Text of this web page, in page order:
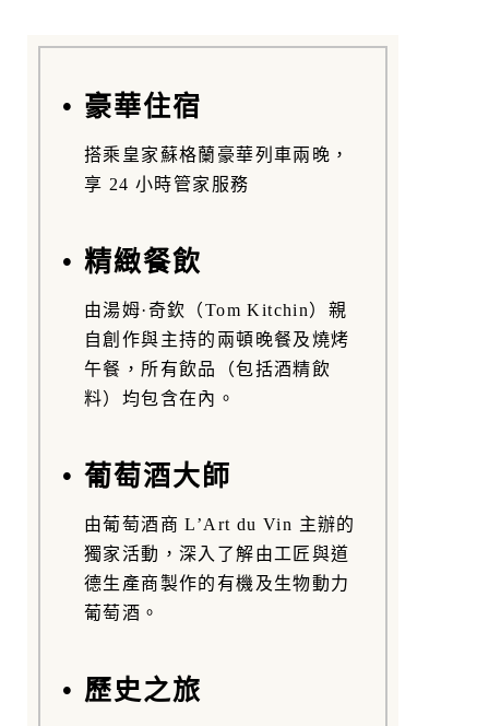
• 豪華住宿
搭乘皇家蘇格蘭豪華列車兩晚，
享 24 小時管家服務
• 精緻餐飲
由湯姆·奇欽（Tom Kitchin）親
自創作與主持的兩頓晚餐及燒烤
午餐，所有飲品（包括酒精飲
料）均包含在內。
• 葡萄酒大師
由葡萄酒商 L’Art du Vin 主辦的
獨家活動，深入了解由工匠與道
德生產商製作的有機及生物動力
葡萄酒。
• 歷史之旅